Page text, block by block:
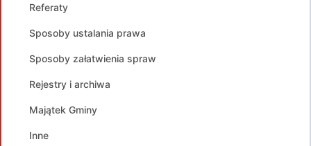
Referaty
Sposoby ustalania prawa
Sposoby załatwienia spraw
Rejestry i archiwa
Majątek Gminy
Inne